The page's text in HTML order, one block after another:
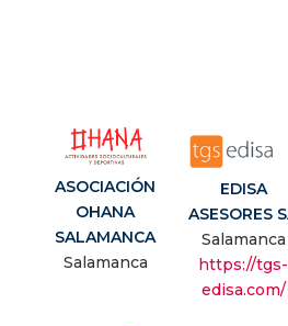
ASOCIACIÓN
OHANA
SALAMANCA
Salamanca
EDISA
ASESORES
Salamanca
https://tgs-
edisa.com/